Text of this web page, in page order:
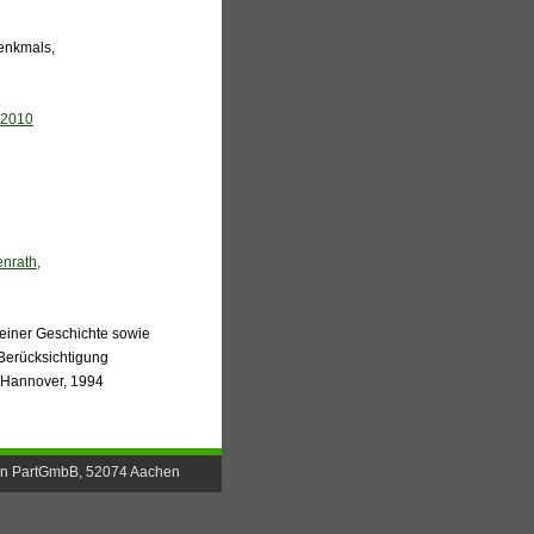
Geschichte sowie
1994
PartGmbB, 52074 Aachen